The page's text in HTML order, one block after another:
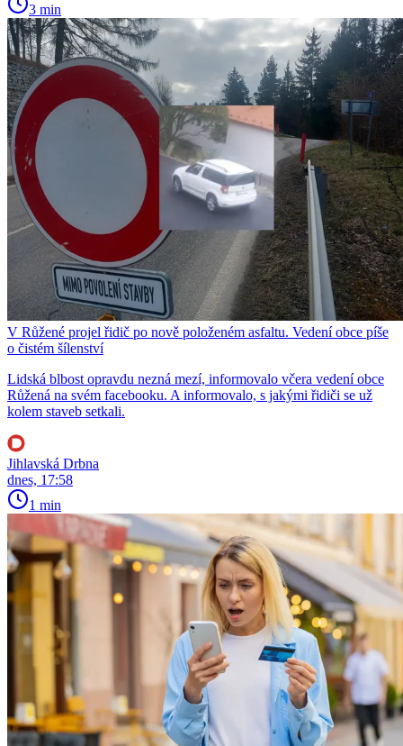
3 min
V Růžené projel řidič po nově položeném asfaltu. Vedení obce píše
o čistém šílenství
Lidská blbost opravdu nezná mezí, informovalo včera vedení obce
Růžená na svém facebooku. A informovalo, s jakými řidiči se už
kolem staveb setkali.
Jihlavská Drbna
dnes, 17:58
1 min